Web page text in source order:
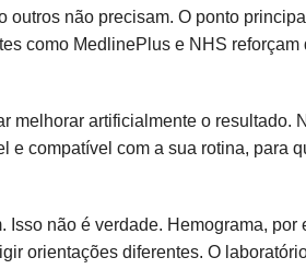
não precisam. O ponto
como MedlinePlus e NHS
melhorar artificialmente o resultado.
e compatível com a sua rotina, para
não é verdade. Hemograma,
orientações diferentes. O